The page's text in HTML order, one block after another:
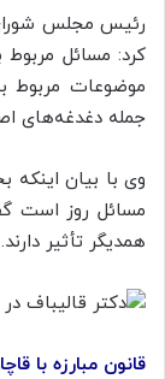
رئیس مجلس شورای
کرد: مسائل مربوط
موضوعات مربوط
جمله دغدغه‌های
وی با بیان
مسائل روز است
همدیگر تأثیر دارند.
قانون مبارزه با